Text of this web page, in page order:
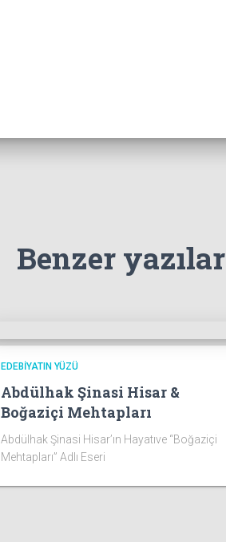
Benzer yazılar
EDEBIYATIN YÜZÜ
Abdülhak Şinasi Hisar &
Boğaziçi Mehtapları
Abdülhak Şinasi Hisar’ın Hayatıve “Boğaziçi
Mehtapları” Adlı Eseri